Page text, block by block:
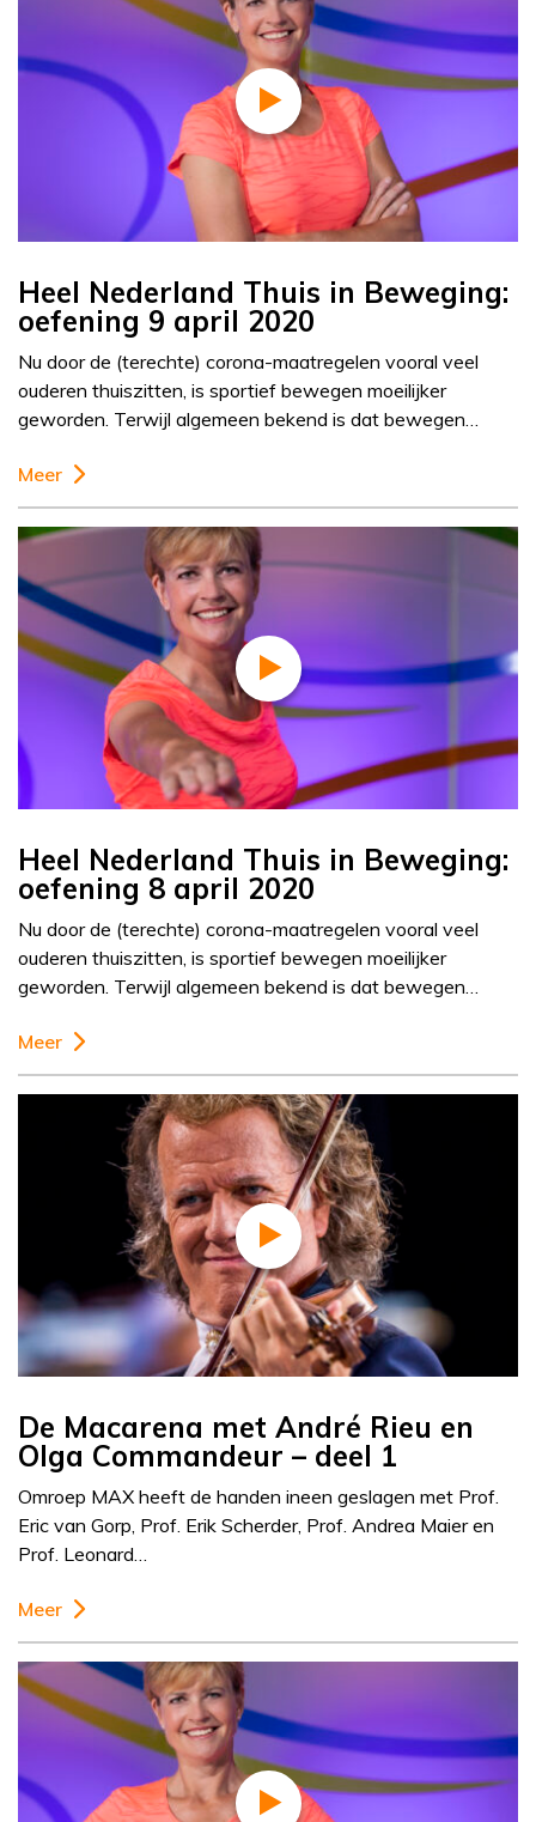
Heel Nederland Thuis in Beweging:
oefening 9 april 2020
Nu door de (terechte) corona-maatregelen vooral veel
ouderen thuiszitten, is sportief bewegen moeilijker
geworden. Terwijl algemeen bekend is dat bewegen…
Meer
Heel Nederland Thuis in Beweging:
oefening 8 april 2020
Nu door de (terechte) corona-maatregelen vooral veel
ouderen thuiszitten, is sportief bewegen moeilijker
geworden. Terwijl algemeen bekend is dat bewegen…
Meer
De Macarena met André Rieu en
Olga Commandeur – deel 1
Omroep MAX heeft de handen ineen geslagen met Prof.
Eric van Gorp, Prof. Erik Scherder, Prof. Andrea Maier en
Prof. Leonard…
Meer